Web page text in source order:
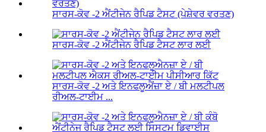
ਸਾਰਸ-ਕੋਵ -2 ਐਂਟੀਜੇਨ ਰੈਪਿਡ ਟੈਸਟ (ਪੇਸ਼ੇਵਰ ਵਰਤਣ)
ਸਾਰਸ-ਕੋਵ -2 ਐਂਟੀਜੇਨ ਰੈਪਿਡ ਟੈਸਟ ਲਾਰ ਲਈ
ਸਾਰਸ-ਕੋਵ -2 ਅਤੇ ਇਨਫਲੂਐਂਜ਼ਾ ਏ / ਬੀ ਮਲਟੀਪਲ
ਰੀਅਲ-ਟਾਈਮ ...